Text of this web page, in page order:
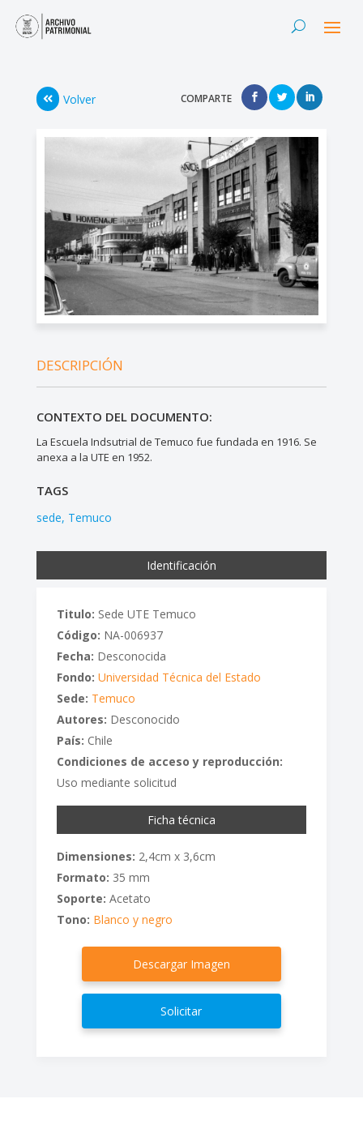
Volver COMPARTE
DESCRIPCIÓN
CONTEXTO DEL DOCUMENTO:
La Escuela Indsutrial de Temuco fue fundada en 1916. Se
anexa a la UTE en 1952.
TAGS
sede Temuco
Identificación
Titulo: Sede UTE Temuco
Código: NA-006937
Fecha: Desconocida
Fondo: Universidad Técnica del Estado
Sede: Temuco
Autores: Desconocido
País: Chile
Condiciones de acceso y reproducción:
Uso mediante solicitud
Ficha técnica
Dimensiones: 2,4cm x 3,6cm
Formato: 35 mm
Soporte: Acetato
Tono: Blanco y negro
Descargar Imagen
Solicitar